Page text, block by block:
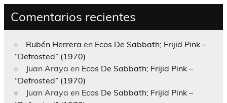
Comentarios recientes
Rubén Herrera en Ecos De Sabbath; Frijid Pink –
“Defrosted” (1970)
Juan Araya en Ecos De Sabbath; Frijid Pink –
“Defrosted” (1970)
Juan Araya en Ecos De Sabbath; Frijid Pink –